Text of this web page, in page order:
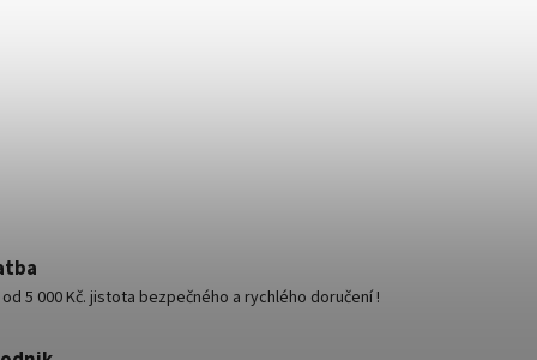
5 000 Kč. jistota bezpečného a rychlého doručení !